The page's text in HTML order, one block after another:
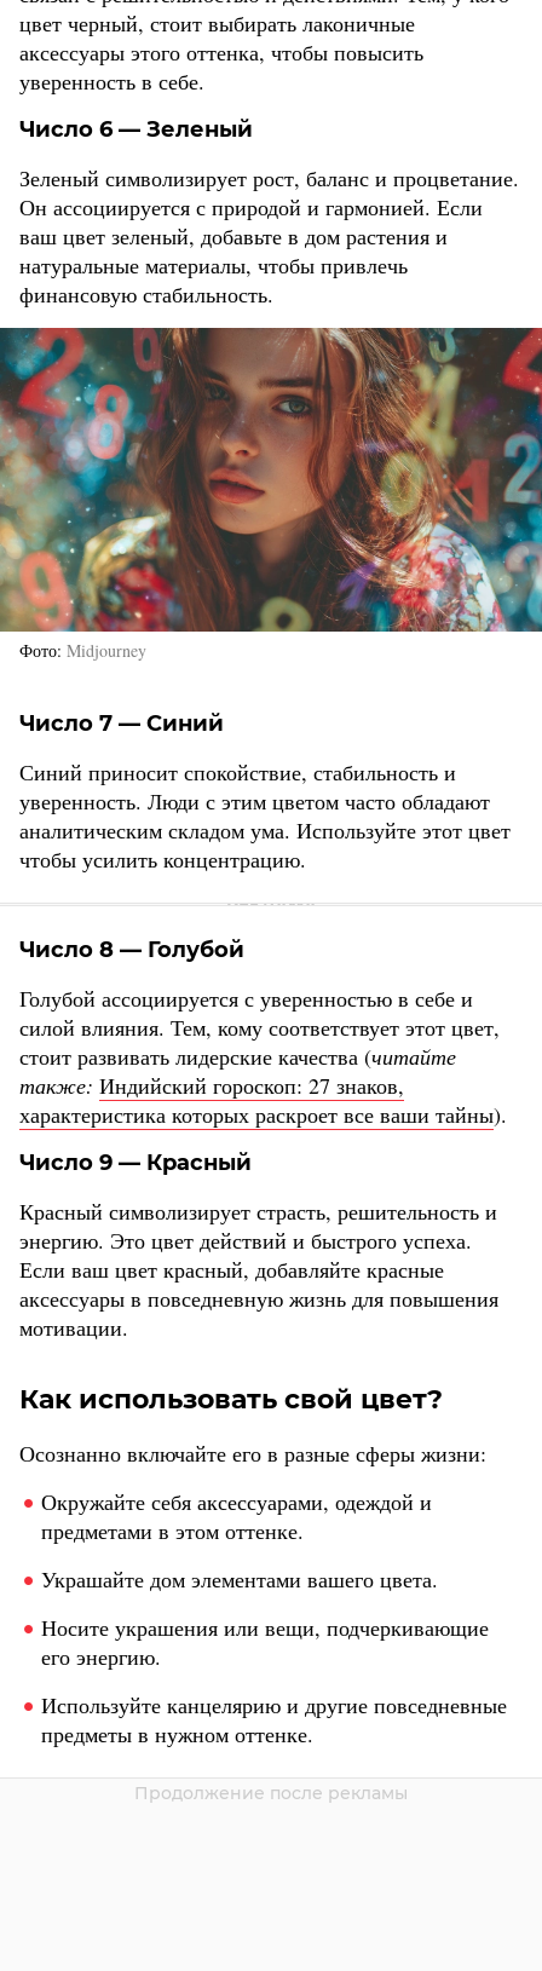
цвет черный, стоит выбирать лаконичные
аксессуары этого оттенка, чтобы повысить
уверенность в себе.
Число 6 — Зеленый
Зеленый символизирует рост, баланс и процветание.
Он ассоциируется с природой и гармонией. Если
ваш цвет зеленый, добавьте в дом растения и
натуральные материалы, чтобы привлечь
финансовую стабильность.
Фото Midjourney
Число 7 — Синий
Синий приносит спокойствие, стабильность и
уверенность. Люди с этим цветом часто обладают
аналитическим складом ума. Используйте этот цвет
чтобы усилить концентрацию.
Число 8 — Голубой
Голубой ассоциируется с уверенностью в себе и
силой влияния. Тем, кому соответствует этот цвет,
стоит развивать лидерские качества (читайте
также: Индийский гороскоп: 27 знаков,
характеристика которых раскроет все ваши тайны).
Число 9 — Красный
Красный символизирует страсть, решительность и
энергию. Это цвет действий и быстрого успеха.
Если ваш цвет красный, добавляйте красные
аксессуары в повседневную жизнь для повышения
мотивации.
Как использовать свой цвет?
Осознанно включайте его в разные сферы жизни:
Окружайте себя аксессуарами, одеждой и
предметами в этом оттенке.
Украшайте дом элементами вашего цвета.
Носите украшения или вещи, подчеркивающие
его энергию.
Используйте канцелярию и другие повседневные
предметы в нужном оттенке.